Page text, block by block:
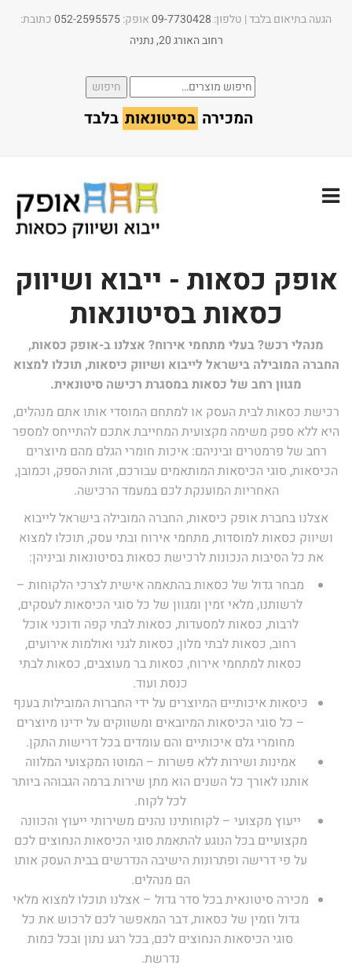
הגעה בתיאום בלבד | טלפון:​ 09-7730428אופק:052-2595575כתובת:
רחוב האורג 20, נתניה
חיפוש
עבור:
חיפוש
המכירה בסיטונאות בלבד
אופק כסאות - ייבוא ושיווק
כסאות בסיטונאות
מנהלי רכש? בעלי מתחמי אירוח? אצלנו ב-אופק כסאות,
החברה המובילה בישראל לייבוא ושיווק כיסאות, תוכלו למצוא
מגוון רחב של כסאות במסגרת רכישה סיטונאית.
רכישת כסאות לבית העסק או למתחם המוסדי אותו אתם מנהלים,
היא ללא ספק משימה מקצועית המחייבת אתכם להתייחס למספר
רחב של פרמטרים וביניהם: איכות חומרי הגלם מהם מיוצרים
הכיסאות, סוגי הכיסאות המותאמים עבורכם, זהות הספק, וכמובן,
האחריות המוענקת לכם במעמד הרכישה.
אצלנו בחברת אופק כיסאות, החברה המובילה בישראל לייבוא
ושיווק כסאות למוסדות, מתחמי אירוח ובתי עסק, תוכלו למצוא
את כל הסיבות הנכונות לרכישת כסאות בסיטונאות וביניהן:
מבחר גדול של כסאות בהתאמה אישית לצרכי הלקוחות –
לרשותנו, מלאי זמין ומגוון של כל סוגי הכיסאות לעסקים,
לרבות, כסאות למסעדות, כסאות לבתי קפה ודוכני אוכל
רחוב, כסאות לבתי מלון, כסאות לגני ואולמות אירועים,
כסאות למתחמי אירוח, כסאות בר מעוצבים, כסאות לבתי
כנסת ועוד.
כיסאות איכותיים המיוצרים על ידי החברות המובילות בענף
– כל סוגי הכיסאות המיובאים ומשווקים על ידינו מיוצרים
מחומרי גלם איכותיים והם עומדים בכל דרישות התקן.
אמינות ושירות ללא פשרות – המוטו המקצועי המלווה
אותנו לאורך כל השנים הוא מתן שירות ברמה הגבוהה ביותר
לכל לקוח.
ייעוץ מקצועי – לקוחותינו נהנים משירותי ייעוץ והכוונה
מקצועיים בכל הנוגע להתאמת סוגי הכיסאות הנחוצים לכם
על פי דרישה ופתרונות הישיבה הנדרשים בבית העסק אותו
הם מנהלים.
מכירה סיטונאית בכל סדר גדול – אצלנו תוכלו למצוא מלאי
גדול וזמין של כסאות, דבר המאפשר לכם לרכוש את כל
סוגי הכיסאות הנחוצים לכם, בכל רגע נתון ובכל כמות
נדרשת.